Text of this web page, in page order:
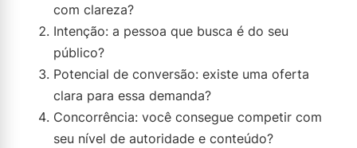
com clareza?
Intenção: a pessoa que busca é do seu
público?
Potencial de conversão: existe uma oferta
clara para essa demanda?
Concorrência: você consegue competir com
seu nível de autoridade e conteúdo?